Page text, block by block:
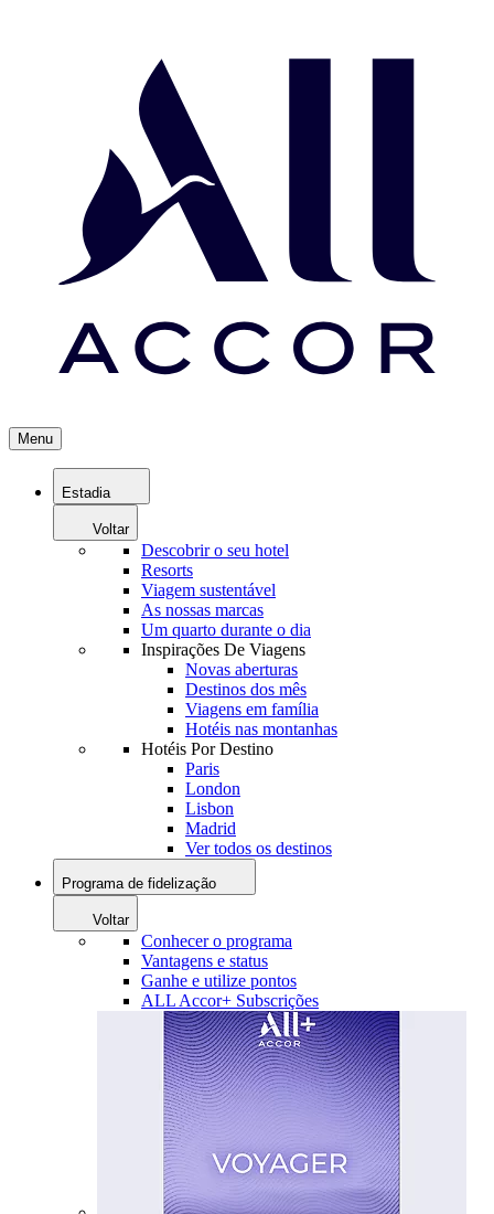
Menu
Estadia
Voltar
Descobrir o seu hotel
Resorts
Viagem sustentável
As nossas marcas
Um quarto durante o dia
Inspirações De Viagens
Novas aberturas
Destinos dos mês
Viagens em família
Hotéis nas montanhas
Hotéis Por Destino
Paris
London
Lisbon
Madrid
Ver todos os destinos
Programa de fidelização
Voltar
Conhecer o programa
Vantagens e status
Ganhe e utilize pontos
ALL Accor+ Subscrições